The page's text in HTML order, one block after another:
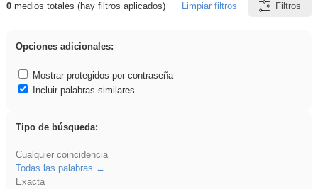
Resultados de: carrocero
0medios totales (hay filtros aplicados) Limpiar filtros Filtros
Opciones adicionales:
Mostrar protegidos por contraseña
Incluir palabras similares
Tipo de búsqueda:
Cualquier coincidencia
Todas las palabras
Exacta